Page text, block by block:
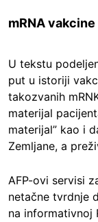
mRNA
U tekstu
put u istoriji
takozvanih
materijal
materijal” kao i
Zemljane, a
AFP-ovi servisi
netačne tvrdnje
na informativnoj